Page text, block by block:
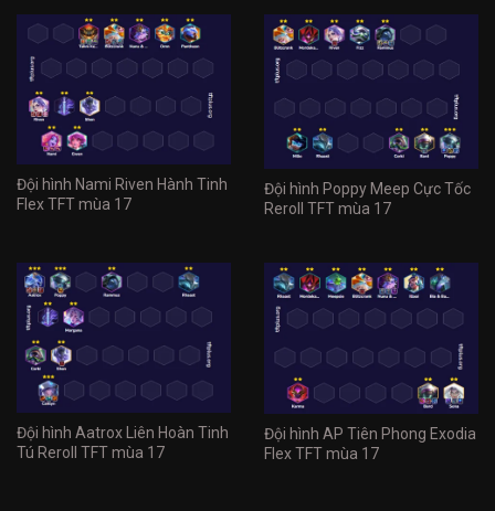
Đội hình Nami Riven Hành Tinh
Flex TFT mùa 17
Đội hình Poppy Meep Cực Tốc
Reroll TFT mùa 17
Đội hình Aatrox Liên Hoàn Tinh
Tú Reroll TFT mùa 17
Đội hình AP Tiên Phong Exodia
Flex TFT mùa 17